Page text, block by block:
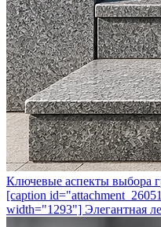
Ключевые аспекты выбора
[caption
width="1293"] Элегантная